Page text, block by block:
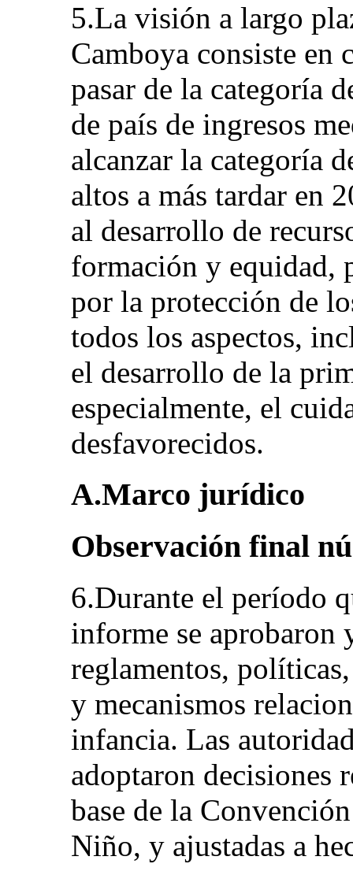
5.La visión a largo
Camboya consiste en
pasar de la categoría
de país de ingresos
alcanzar la categoría
altos a más tardar en
al desarrollo de
formación y equidad,
por la protección de
todos los aspectos,
el desarrollo de la
especialmente, el
desfavorecidos.
A.Marco jurídico
Observación final
6.Durante el período
informe se aprobaron
reglamentos,
y mecanismos
infancia. Las
adoptaron decisiones
base de la
Niño, y ajustadas a